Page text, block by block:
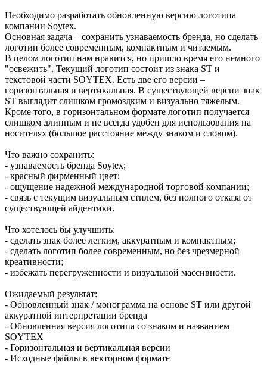
Необходимо разработать обновленную версию логотипа
компании Soytex.
Основная задача – сохранить узнаваемость бренда, но сделать
логотип более современным, компактным и читаемым.
В целом логотип нам нравится, но пришло время его немного
"освежить". Текущий логотип состоит из знака ST и
текстовой части SOYTEX. Есть две его версии –
горизонтальная и вертикальная. В существующей версии знак
ST выглядит слишком громоздким и визуально тяжелым.
Кроме того, в горизонтальном формате логотип получается
слишком длинным и не всегда удобен для использования на
носителях (большое расстояние между знаком и словом).
Что важно сохранить:
- узнаваемость бренда Soytex;
- красный фирменный цвет;
- ощущение надежной международной торговой компании;
- связь с текущим визуальным стилем, без полного отказа от
существующей айдентики.
Что хотелось бы улучшить:
- сделать знак более легким, аккуратным и компактным;
- сделать логотип более современным, но без чрезмерной
креативности;
- избежать перегруженности и визуальной массивности.
Ожидаемый результат:
- Обновленный знак / монограмма на основе ST или другой
аккуратной интерпретации бренда
- Обновленная версия логотипа со знаком и названием
SOYTEX
- Горизонтальная и вертикальная версии
- Исходные файлы в векторном формате